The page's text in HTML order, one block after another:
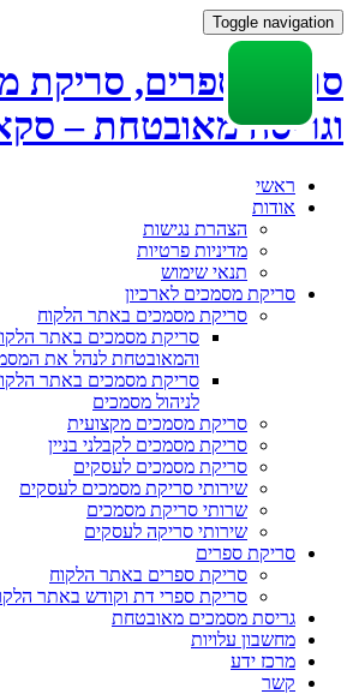
Toggle navigation
סריקת ספרים, סריקת
וגריסה מאובטחת –
Skip
ראשי
אודות
הצהרת נגישות
מדיניות פרטיות
תנאי שימוש
סריקת מסמכים לארכיון
סריקת מסמכים באתר הלקוח
סריקת מסמכים באתר
והמאובטחת לנהל את
סריקת מסמכים באתר
לניהול מסמכים
סריקת מסמכים מקצועית
סריקת מסמכים לקבלני בניין
סריקת מסמכים לעסקים
שירותי סריקת מסמכים לעסקים
שרותי סריקת מסמכים
שירותי סריקה לעסקים
סריקת ספרים
סריקת ספרים באתר הלקוח
סריקת ספרי דת וקודש באתר
גריסת מסמכים מאובטחת
מחשבון עלויות
מרכז ידע
קשר